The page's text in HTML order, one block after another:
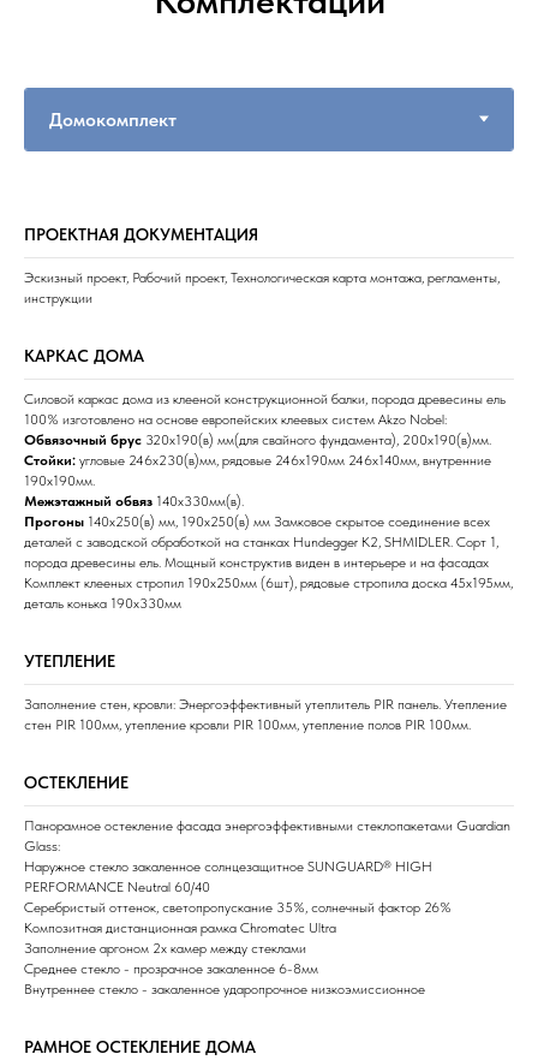
ПРОЕКТНАЯ ДОКУМЕНТАЦИЯ
Эскизный проект, Рабочий проект, Технологическая карта монтажа, регламенты,
инструкции
КАРКАС ДОМА
Силовой каркас дома из клееной конструкционной балки, порода древесины ель
100% изготовлено на основе европейских клеевых систем Akzo Nobel:
Обвязочный брус 320х190(в) мм(для свайного фундамента), 200х190(в)мм.
Стойки: угловые 246х230(в)мм, рядовые 246х190мм 246х140мм, внутренние
190х190мм.
Межэтажный обвяз 140х330мм(в).
Прогоны 140х250(в) мм, 190х250(в) мм Замковое скрытое соединение всех
деталей с заводской обработкой на станках Hundegger K2, SHMIDLER. Сорт 1,
порода древесины ель. Мощный конструктив виден в интерьере и на фасадах
Комплект клееных стропил 190х250мм (6шт), рядовые стропила доска 45х195мм,
деталь конька 190х330мм
УТЕПЛЕНИЕ
Заполнение стен, кровли: Энергоэффективный утеплитель PIR панель. Утепление
стен PIR 100мм, утепление кровли PIR 100мм, утепление полов PIR 100мм.
ОСТЕКЛЕНИЕ
Панорамное остекление фасада энергоэффективными стеклопакетами Guardian
Glass:
Наружное стекло закаленное солнцезащитное SUNGUARD® HIGH
PERFORMANCE Neutral 60/40
Серебристый оттенок, светопропускание 35%, солнечный фактор 26%
Композитная дистанционная рамка Chromatec Ultra
Заполнение аргоном 2х камер между стеклами
Среднее стекло - прозрачное закаленное 6-8мм
Внутреннее стекло - закаленное ударопрочное низкоэмиссионное
РАМНОЕ ОСТЕКЛЕНИЕ ДОМА